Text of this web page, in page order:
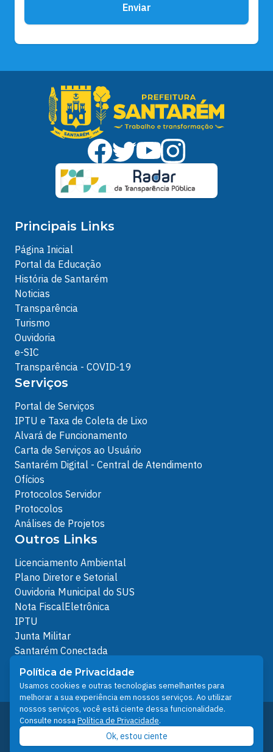
Enviar
Principais Links
Página Inicial
Portal da Educação
História de Santarém
Noticias
Transparência
Turismo
Ouvidoria
e-SIC
Transparência - COVID-19
Serviços
Portal de Serviços
IPTU e Taxa de Coleta de Lixo
Alvará de Funcionamento
Carta de Serviços ao Usuário
Santarém Digital - Central de Atendimento
Ofícios
Protocolos Servidor
Protocolos
Análises de Projetos
Outros Links
Licenciamento Ambiental
Plano Diretor e Setorial
Ouvidoria Municipal do SUS
Nota FiscalEletrônica
IPTU
Junta Militar
Santarém Conectada
Política de Privacidade
People illustrations by Storyset
Desenvolvido pelo Núcleo Técnico de Gestão de
Tecnologia da Informação - NTI
Prefeitura de Santarém © 2026
Política de Privacidade
Usamos cookies e outras tecnologias semelhantes para
melhorar a sua experiência em nossos serviços. Ao utilizar
nossos serviços, você está ciente dessa funcionalidade.
Consulte nossaPolítica de Privacidade.
Ok, estou ciente